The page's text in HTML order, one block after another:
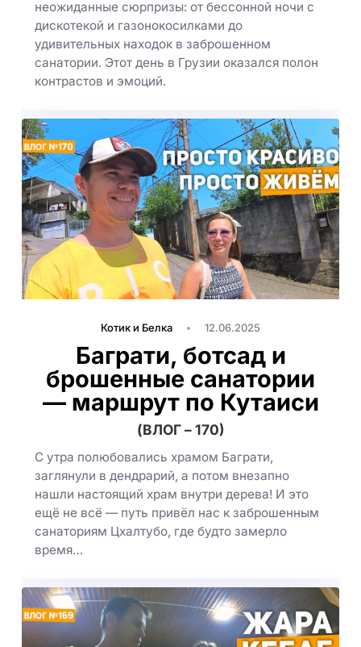
неожиданные сюрпризы: от бессонной ночи с
дискотекой и газонокосилками до
удивительных находок в заброшенном
санатории. Этот день в Грузии оказался полон
контрастов и эмоций.
Котик и Белка 12.06.2025
Баграти, ботсад и
брошенные санатории
— маршрут по Кутаиси
(ВЛОГ – 170)
С утра полюбовались храмом Баграти,
заглянули в дендрарий, а потом внезапно
нашли настоящий храм внутри дерева! И это
ещё не всё — путь привёл нас к заброшенным
санаториям Цхалтубо, где будто замерло
время…